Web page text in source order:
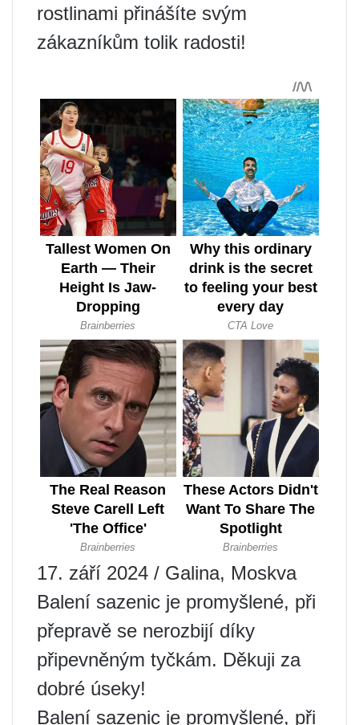
rostlinami přinášíte svým
zákazníkům tolik radosti!
17. září 2024 / Galina, Moskva
Balení sazenic je promyšlené, při
přepravě se nerozbijí díky
připevněným tyčkám. Děkuji za
dobré úseky!
Balení sazenic je promyšlené, při